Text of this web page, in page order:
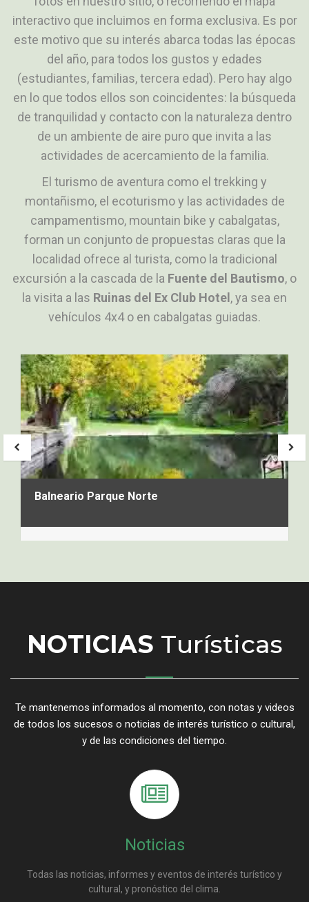
interactivo que incluimos en forma exclusiva. Es por
este motivo que su interés abarca todas las épocas
del año, para todos los gustos y edades
(estudiantes, familias, tercera edad). Pero hay algo
en lo que todos ellos son coincidentes: la búsqueda
de tranquilidad y contacto con la naturaleza dentro
de un ambiente de aire puro que invita a las
actividades de acercamiento de la familia.
El turismo de aventura como el trekking y
montañismo, el ecoturismo y las actividades de
campamentismo, mountain bike y cabalgatas,
forman un conjunto de propuestas claras que la
localidad ofrece al turista, como la tradicional
excursión a la cascada de la Fuente del Bautismo, o
la visita a las Ruinas del Ex Club Hotel, ya sea en
vehículos 4x4 o en cabalgatas guiadas.
Balneario Parque Norte
PREV
NOTICIAS Turísticas
Te mantenemos informados al momento, con notas y videos
de todos los sucesos o noticias de interés turístico o cultural,
y de las condiciones del tiempo.
Noticias
Todas las noticias, informes y eventos de interés turístico y
cultural, y pronóstico del clima.